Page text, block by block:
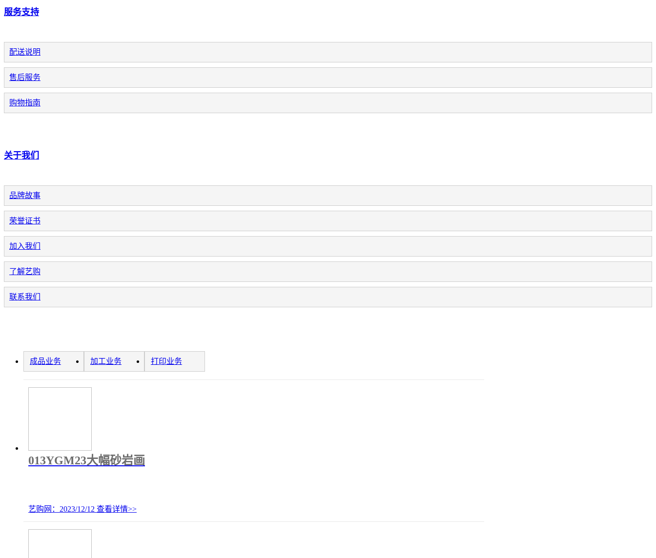
服务支持
配送说明
售后服务
购物指南
关于我们
品牌故事
荣誉证书
加入我们
了解艺购
联系我们
成品业务 加工业务 打印业务
013YGM23大幅砂岩画
艺购网：2023/12/12 查看详情>>